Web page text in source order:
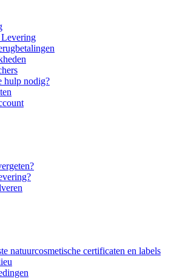
hulp nodig?
natuurcosmetische certificaten en labels